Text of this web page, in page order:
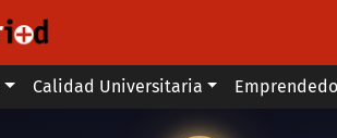
Calidad Universitaria